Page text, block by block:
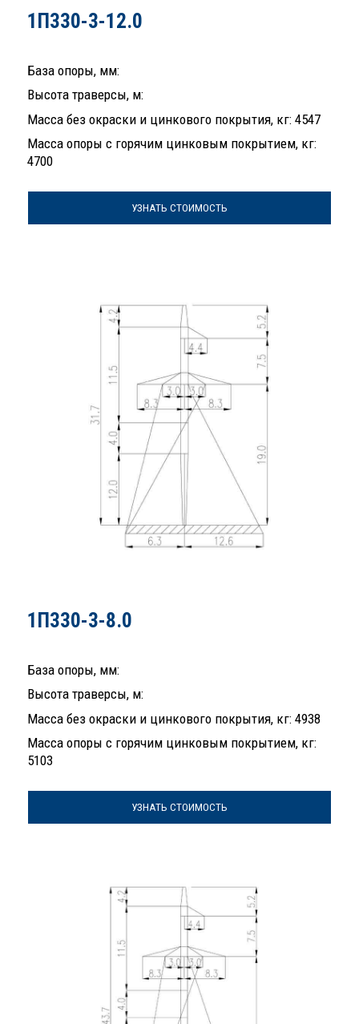
1П330-3-12.0
База опоры, мм:
Высота траверсы, м:
Масса без окраски и цинкового покрытия, кг: 4547
Масса опоры с горячим цинковым покрытием, кг:
4700
УЗНАТЬ СТОИМОСТЬ
1П330-3-8.0
База опоры, мм:
Высота траверсы, м:
Масса без окраски и цинкового покрытия, кг: 4938
Масса опоры с горячим цинковым покрытием, кг:
5103
УЗНАТЬ СТОИМОСТЬ